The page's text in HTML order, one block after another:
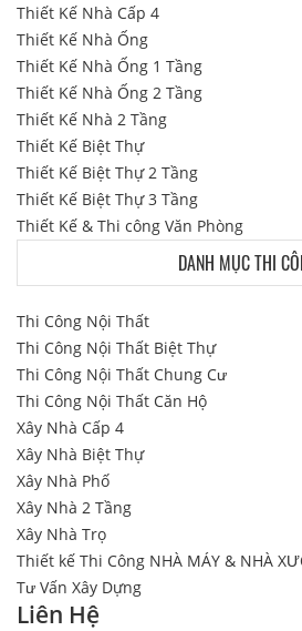
Thiết Kế Nhà Cấp 4
Thiết Kế Nhà Ống
Thiết Kế Nhà Ống 1 Tầng
Thiết Kế Nhà Ống 2 Tầng
Thiết Kế Nhà 2 Tầng
Thiết Kế Biệt Thự
Thiết Kế Biệt Thự 2 Tầng
Thiết Kế Biệt Thự 3 Tầng
Thiết Kế & Thi công Văn Phòng
DANH MỤC THI
Thi Công Nội Thất
Thi Công Nội Thất Biệt Thự
Thi Công Nội Thất Chung Cư
Thi Công Nội Thất Căn Hộ
Xây Nhà Cấp 4
Xây Nhà Biệt Thự
Xây Nhà Phố
Xây Nhà 2 Tầng
Xây Nhà Trọ
Thiết kế Thi Công NHÀ MÁY & NHÀ
Tư Vấn Xây Dựng
Liên Hệ